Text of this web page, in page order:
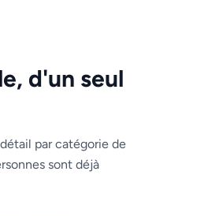
d'un seul
par catégorie de
sont déjà